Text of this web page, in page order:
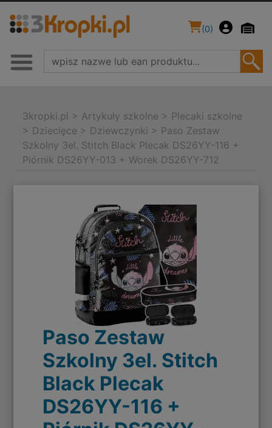
(0)
3kropki.pl > Artykuły szkolne > Plecaki szkolne
> Dziecięce > Dziewczynki > Paso Zestaw
Szkolny 3el. Stitch Black Plecak DS26YY-116 +
Piórnik DS26YY-013 + Worek DS26YY-712
Paso Zestaw
Szkolny 3el. Stitch
Black Plecak
DS26YY-116 +